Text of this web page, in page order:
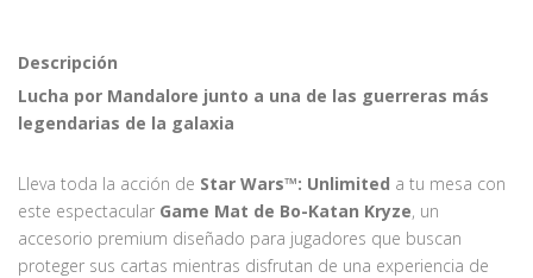
Descripción
Lucha por Mandalore junto a una de las guerreras más
legendarias de la galaxia
Lleva toda la acción de Star Wars™: Unlimited a tu mesa con
este espectacular Game Mat de Bo-Katan Kryze, un
accesorio premium diseñado para jugadores que buscan
proteger sus cartas mientras disfrutan de una experiencia de